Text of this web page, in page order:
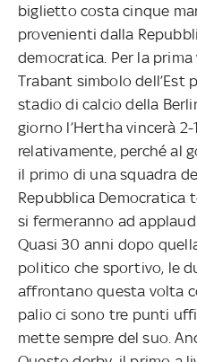
biglietto costa cinque
provenienti dalla
democratica. Per la
Trabant simbolo dell’Est
stadio di calcio della
giorno l’Hertha vincerà
relativamente, perché al
il primo di una squadra
Repubblica Democratica
si fermeranno ad
Quasi 30 anni dopo
politico che sportivo, le
affrontano questa volta
palio ci sono tre punti
mette sempre del suo.